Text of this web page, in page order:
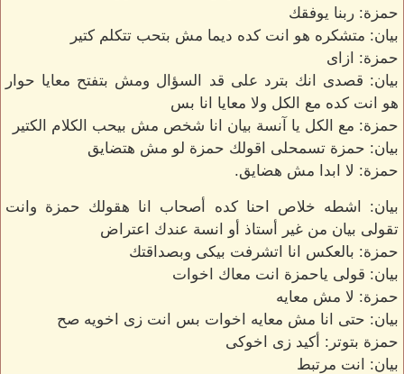
حمزة: ربنا يوفقك
بيان: متشكره هو انت كده ديما مش بتحب تتكلم كتير
حمزة: ازاى
بيان: قصدى انك بترد على قد السؤال ومش بتفتح معايا حوار
هو انت كده مع الكل ولا معايا انا بس
حمزة: مع الكل يا آنسة بيان انا شخص مش بيحب الكلام الكتير
بيان: حمزة تسمحلى اقولك حمزة لو مش هتضايق
حمزة: لا ابدا مش هضايق.
بيان: اشطه خلاص احنا كده أصحاب انا هقولك حمزة وانت
تقولى بيان من غير أستاذ أو انسة عندك اعتراض
حمزة: بالعكس انا اتشرفت بيكى وبصداقتك
بيان: قولى ياحمزة انت معاك اخوات
حمزة: لا مش معايه
بيان: حتى انا مش معايه اخوات بس انت زى اخويه صح
حمزة بتوتر: أكيد زى اخوكى
بيان: انت مرتبط